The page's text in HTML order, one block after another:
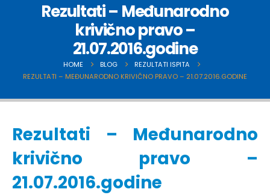
Rezultati – Međunarodno
krivično pravo –
21.07.2016.godine
HOME BLOG
REZULTATI ISPITA
REZULTATI – MEĐUNARODNO KRIVIČNO PRAVO – 21.07.2016.GODINE
Rezultati – Međunarodno
krivično pravo –
21.07.2016.godine